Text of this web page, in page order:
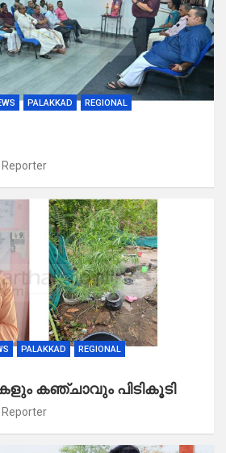
PALAKKAD REGIONAL
Reporter
PALAKKAD REGIONAL
കഞ്ചാവും പിടികൂടി
Reporter